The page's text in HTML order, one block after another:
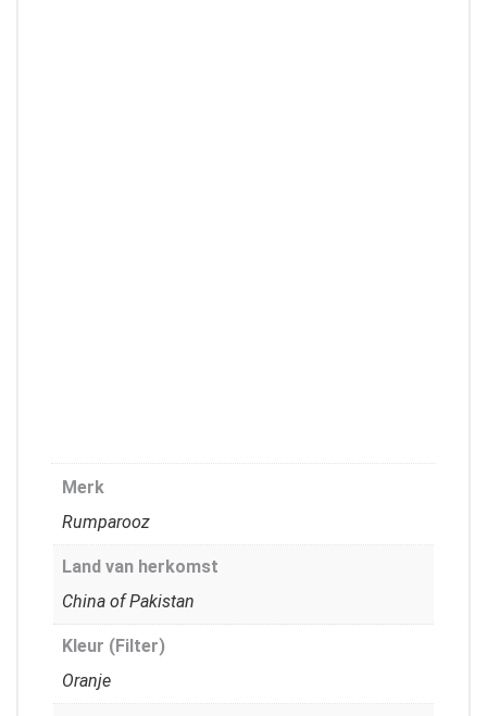
Merk
Rumparooz
Land van herkomst
China of Pakistan
Kleur (Filter)
Oranje